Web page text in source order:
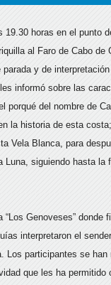
19.30 horas en el punto
al Faro de Cabo de
parada y de
informó sobre las
porqué del nombre de
la historia de esta
Vela Blanca, para
Luna, siguiendo hasta la
“Los Genoveses” donde
interpretaron el
Los participantes se han
que les ha permitido